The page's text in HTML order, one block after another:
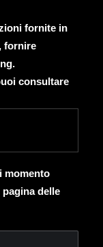
fornite in
fornire
consultare
momento
delle